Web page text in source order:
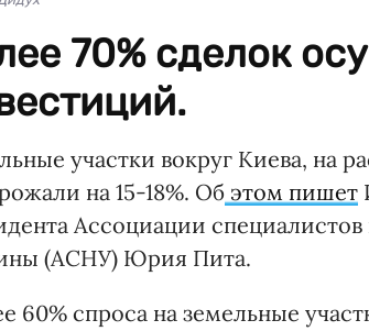
70% сделок
участки вокруг Киева, на
на 15-18%. Об этом пишет
Ассоциации
(АСНУ) Юрия Пита.
60% спроса на земельные